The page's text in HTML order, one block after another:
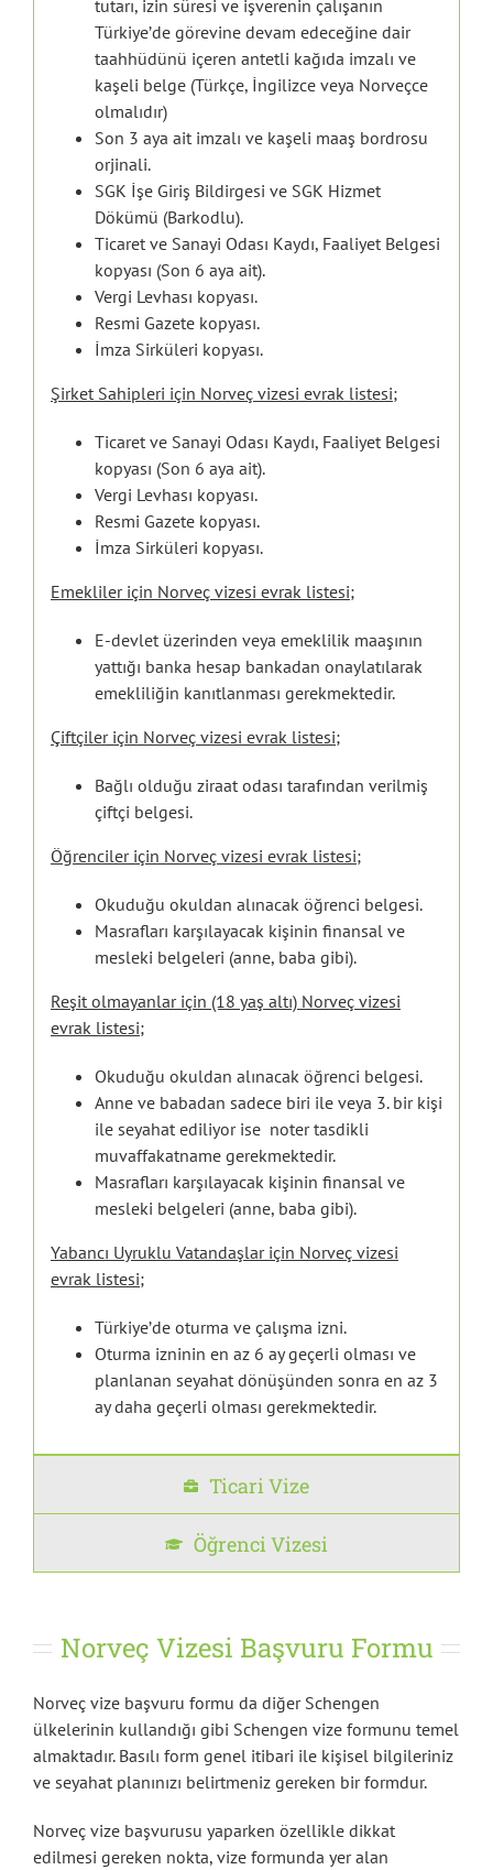
tutarı, izin süresi ve işverenin çalışanın
Türkiye’de görevine devam edeceğine dair
taahhüdünü içeren antetli kağıda imzalı ve
kaşeli belge (Türkçe, İngilizce veya Norveçce
olmalıdır)
Son 3 aya ait imzalı ve kaşeli maaş bordrosu
orjinali.
SGK İşe Giriş Bildirgesi ve SGK Hizmet
Dökümü (Barkodlu).
Ticaret ve Sanayi Odası Kaydı, Faaliyet Belgesi
kopyası (Son 6 aya ait).
Vergi Levhası kopyası.
Resmi Gazete kopyası.
İmza Sirküleri kopyası.
Şirket Sahipleri için Norveç vizesi evrak listesi;
Ticaret ve Sanayi Odası Kaydı, Faaliyet Belgesi
kopyası (Son 6 aya ait).
Vergi Levhası kopyası.
Resmi Gazete kopyası.
İmza Sirküleri kopyası.
Emekliler için Norveç vizesi evrak listesi;
E-devlet üzerinden veya emeklilik maaşının
yattığı banka hesap bankadan onaylatılarak
emekliliğin kanıtlanması gerekmektedir.
Çiftçiler için Norveç vizesi evrak listesi;
Bağlı olduğu ziraat odası tarafından verilmiş
çiftçi belgesi.
Öğrenciler için Norveç vizesi evrak listesi;
Okuduğu okuldan alınacak öğrenci belgesi.
Masrafları karşılayacak kişinin finansal ve
mesleki belgeleri (anne, baba gibi).
Reşit olmayanlar için (18 yaş altı) Norveç vizesi
evrak listesi;
Okuduğu okuldan alınacak öğrenci belgesi.
Anne ve babadan sadece biri ile veya 3. bir kişi
ile seyahat ediliyor ise noter tasdikli
muvaffakatname gerekmektedir.
Masrafları karşılayacak kişinin finansal ve
mesleki belgeleri (anne, baba gibi).
Yabancı Uyruklu Vatandaşlar için Norveç vizesi
evrak listesi;
Türkiye’de oturma ve çalışma izni.
Oturma izninin en az 6 ay geçerli olması ve
planlanan seyahat dönüşünden sonra en az 3
ay daha geçerli olması gerekmektedir.
Ticari Vize
Öğrenci Vizesi
Norveç Vizesi Başvuru Formu
Norveç vize başvuru formu da diğer Schengen
ülkelerinin kullandığı gibi Schengen vize formunu temel
almaktadır. Basılı form genel itibari ile kişisel bilgileriniz
ve seyahat planınızı belirtmeniz gereken bir formdur.
Norveç vize başvurusu yaparken özellikle dikkat
edilmesi gereken nokta, vize formunda yer alan